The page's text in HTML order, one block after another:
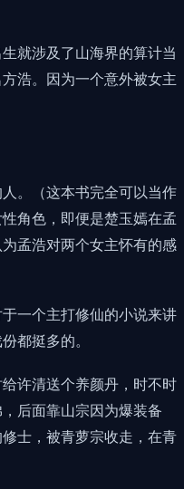
就涉及了山海界的算计当
浩。因为一个意外被女主
。（这本书完全可以当作
角色，即便是楚玉嫣在孟
孟浩对两个女主怀有的感
一个主打修仙的小说来讲
都挺多的。
许清送个养颜丹，时不时
后面靠山宗因为爆装备
士，被青萝宗收走，在青